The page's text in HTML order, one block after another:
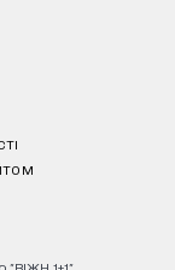
"ВІЖН 1+1"